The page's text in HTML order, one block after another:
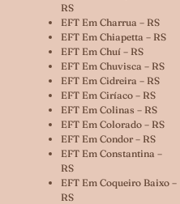
RS
EFT Em Charrua – RS
EFT Em Chiapetta – RS
EFT Em Chuí – RS
EFT Em Chuvisca – RS
EFT Em Cidreira – RS
EFT Em Ciríaco – RS
EFT Em Colinas – RS
EFT Em Colorado – RS
EFT Em Condor – RS
EFT Em Constantina –
RS
EFT Em Coqueiro Baixo –
RS